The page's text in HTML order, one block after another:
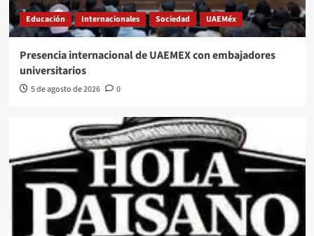
Educación Internacionales Sociedad UAEMéx
Presencia internacional de UAEMEX con embajadores
universitarios
5 de agosto de 2026 0